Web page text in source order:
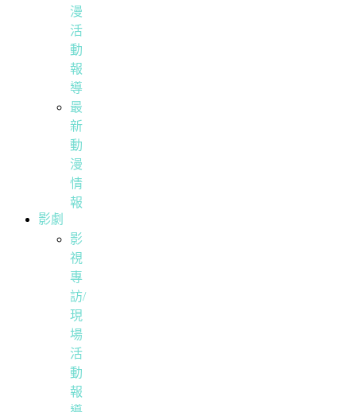
漫
活
動
報
導
最
新
動
漫
情
報
影劇
影
視
專
訪/
現
場
活
動
報